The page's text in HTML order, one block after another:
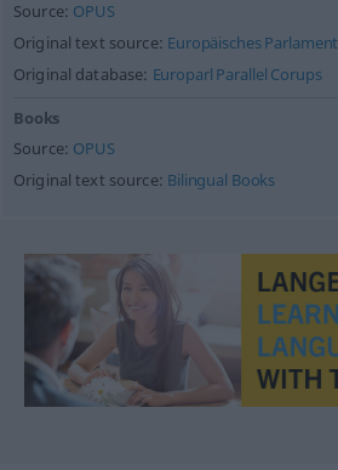
Source: OPUS
Original text source: Europäisches Parlament
Original database: Europarl Parallel Corups
Books
Source: OPUS
Original text source: Bilingual Books